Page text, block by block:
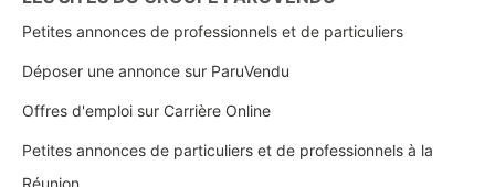
Petites annonces de professionnels et de particuliers
Déposer une annonce sur ParuVendu
Offres d'emploi sur Carrière Online
Petites annonces de particuliers et de professionnels à la